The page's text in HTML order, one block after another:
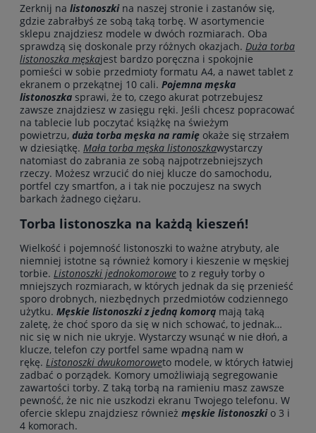
Zerknij na listonoszki na naszej stronie i zastanów się,
gdzie zabrałbyś ze sobą taką torbę. W asortymencie
sklepu znajdziesz modele w dwóch rozmiarach. Oba
sprawdzą się doskonale przy różnych okazjach. Duża torba
listonoszka męskajest bardzo poręczna i spokojnie
pomieści w sobie przedmioty formatu A4, a nawet tablet z
ekranem o przekątnej 10 cali. Pojemna męska
listonoszka sprawi, że to, czego akurat potrzebujesz
zawsze znajdziesz w zasięgu ręki. Jeśli chcesz popracować
na tablecie lub poczytać książkę na świeżym
powietrzu, duża torba męska na ramię okaże się strzałem
w dziesiątkę. Mała torba męska listonoszkawystarczy
natomiast do zabrania ze sobą najpotrzebniejszych
rzeczy. Możesz wrzucić do niej klucze do samochodu,
portfel czy smartfon, a i tak nie poczujesz na swych
barkach żadnego ciężaru.
Torba listonoszka na każdą kieszeń!
Wielkość i pojemność listonoszki to ważne atrybuty, ale
niemniej istotne są również komory i kieszenie w męskiej
torbie. Listonoszki jednokomorowe to z reguły torby o
mniejszych rozmiarach, w których jednak da się przenieść
sporo drobnych, niezbędnych przedmiotów codziennego
użytku. Męskie listonoszki z jedną komorą mają taką
zaletę, że choć sporo da się w nich schować, to jednak…
nic się w nich nie ukryje. Wystarczy wsunąć w nie dłoń, a
klucze, telefon czy portfel same wpadną nam w
rękę. Listonoszki dwukomoroweto modele, w których łatwiej
zadbać o porządek. Komory umożliwiają segregowanie
zawartości torby. Z taką torbą na ramieniu masz zawsze
pewność, że nic nie uszkodzi ekranu Twojego telefonu. W
ofercie sklepu znajdziesz również męskie listonoszki o 3 i
4 komorach.